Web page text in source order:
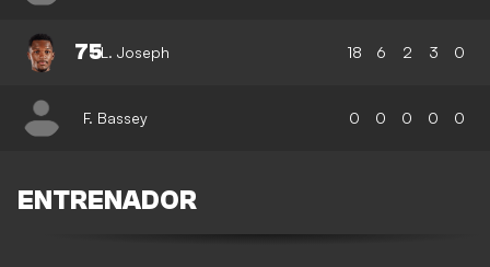
75L. Joseph 18 6 2 3 0
F. Bassey 0 0 0 0 0
ENTRENADOR